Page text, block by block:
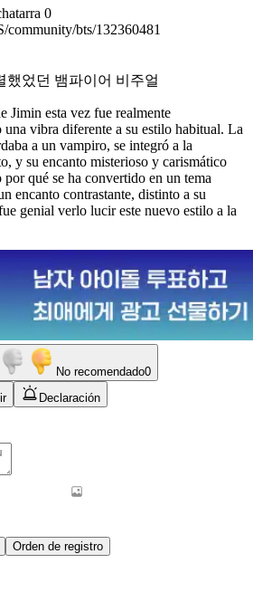
0
community/bts/132360481
Jimin esta vez fue realmente
una vibra diferente a su estilo habitual. La
a un vampiro, se integró a la
y su encanto misterioso y carismático
qué se ha convertido en un tema
encanto contrastante, distinto a su
genial verlo lucir este nuevo estilo a la
No recomendado0
Declaración
Orden de registro